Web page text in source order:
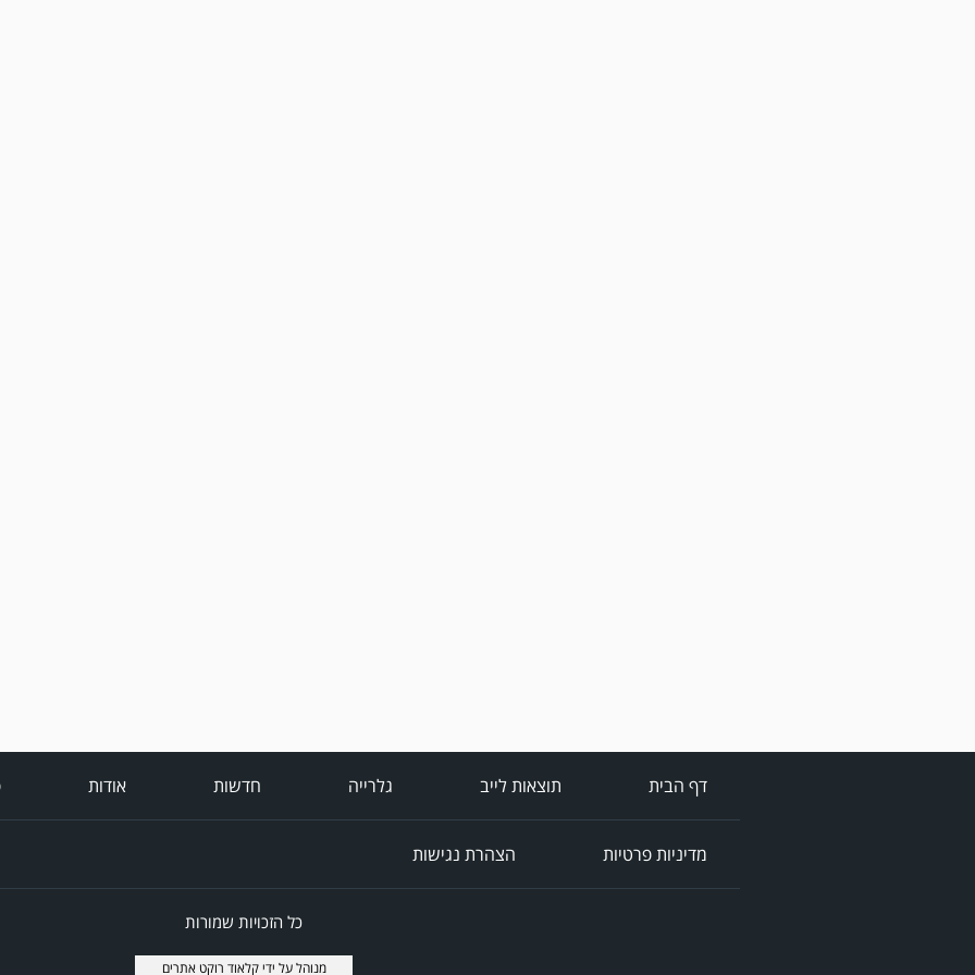
דף הבית תוצאות לייב גלרייה חדשות אודות
מדיניות פרטיות הצהרת נגישות
כל הזכויות שמורות
מנוהל על ידיקלאוד רוקט אתרים